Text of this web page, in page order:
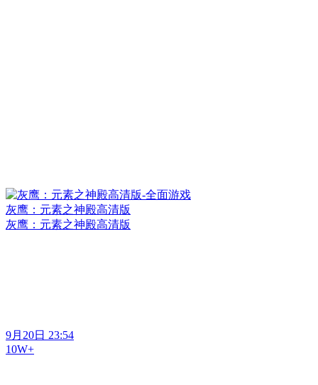
灰鹰：元素之神殿高清版
灰鹰：元素之神殿高清版
9月20日 23:54
10W+